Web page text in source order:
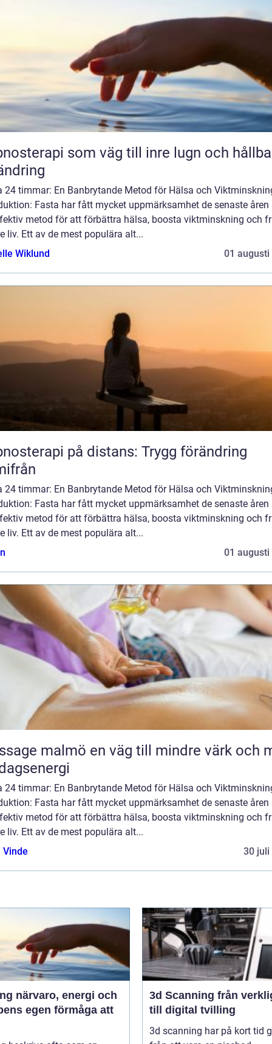
som väg till inre lugn och
24 timmar: En Banbrytande Metod för Hälsa och
Fasta har fått mycket uppmärksamhet de senaste åren
metod för att förbättra hälsa, boosta viktminskning och
liv. Ett av de mest populära alt...
Wiklund
01 augusti
på distans: Trygg förändring
24 timmar: En Banbrytande Metod för Hälsa och
Fasta har fått mycket uppmärksamhet de senaste åren
metod för att förbättra hälsa, boosta viktminskning och
liv. Ett av de mest populära alt...
01 augusti
en väg till mindre värk och mer
24 timmar: En Banbrytande Metod för Hälsa och
Fasta har fått mycket uppmärksamhet de senaste åren
metod för att förbättra hälsa, boosta viktminskning och
liv. Ett av de mest populära alt...
Vinde
30 juli
och
egen förmåga att
3d Scanning från verklighet
till digital tvilling
3d scanning har på kort tid